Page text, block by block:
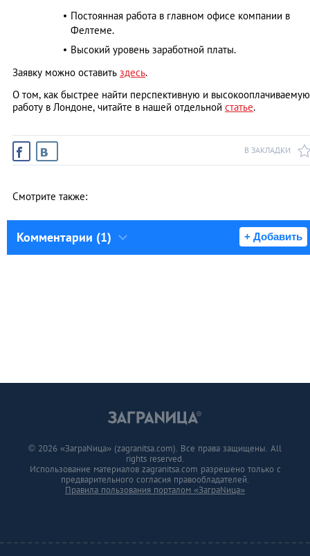
Постоянная работа в главном офисе компании в
Фелтеме.
Высокий уровень заработной платы.
Заявку можно оставить здесь.
О том, как быстрее найти перспективную и высокооплачиваемую
работу в Лондоне, читайте в нашей отдельной статье.
В ЗАКЛАДКИ
Смотрите также:
Комментарии (1) + Добавить
© 2026 «ЗаграNица» (zagranitsa.com). Все права защищены. All
rights reserved.
Использование материалов zagranitsa.com разрешено только с
предварительного согласия правообладателей.
Правила пользования порталом «ЗаграNица»